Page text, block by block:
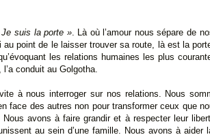
Je suis la porte ». Là où l’amour nous sépare de
point de le laisser trouver sa route, là est la
les relations humaines les plus
conduit au Golgotha.
à nous interroger sur nos relations. Nous
face des autres non pour transformer ceux que
avons à faire grandir et à respecter leur
au sein d’une famille. Nous avons à